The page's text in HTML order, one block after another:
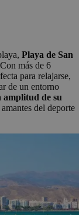
Playa de San
más de 6
para relajarse,
de un entorno
amplitud de su
del deporte